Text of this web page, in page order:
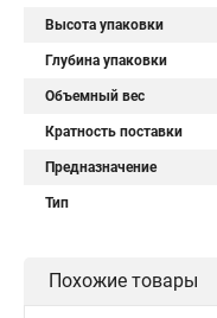
Высота упаковки
Глубина упаковки
Объемный вес
Кратность поставки
Предназначение
Тип
Похожие товары